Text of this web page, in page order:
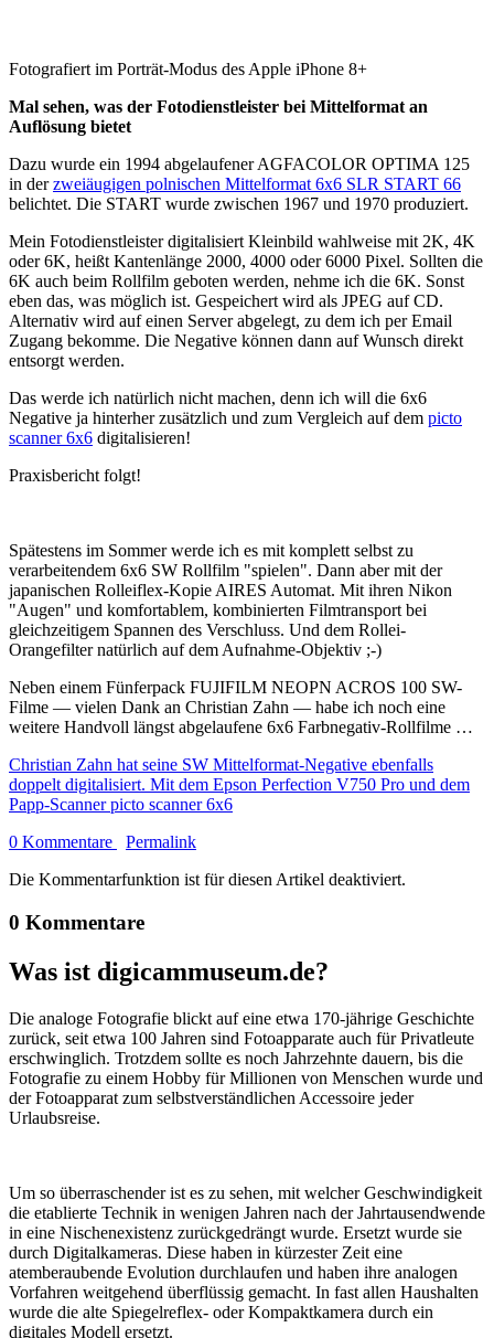
Fotografiert im Porträt-Modus des Apple iPhone 8+
Mal sehen, was der Fotodienstleister bei Mittelformat an
Auflösung bietet
Dazu wurde ein 1994 abgelaufener AGFACOLOR OPTIMA 125
in derzweiäugigen polnischen Mittelformat 6x6 SLR START 66
belichtet. Die START wurde zwischen 1967 und 1970 produziert.
Mein Fotodienstleister digitalisiert Kleinbild wahlweise mit 2K, 4K
oder 6K, heißt Kantenlänge 2000, 4000 oder 6000 Pixel. Sollten die
6K auch beim Rollfilm geboten werden, nehme ich die 6K. Sonst
eben das, was möglich ist. Gespeichert wird als JPEG auf CD.
Alternativ wird auf einen Server abgelegt, zu dem ich per Email
Zugang bekomme. Die Negative können dann auf Wunsch direkt
entsorgt werden.
Das werde ich natürlich nicht machen, denn ich will die 6x6
Negative ja hinterher zusätzlich und zum Vergleich auf dem picto
scanner 6x6 digitalisieren!
Praxisbericht folgt!
Spätestens im Sommer werde ich es mit komplett selbst zu
verarbeitendem 6x6 SW Rollfilm "spielen". Dann aber mit der
japanischen Rolleiflex-Kopie AIRES Automat. Mit ihren Nikon
"Augen" und komfortablem, kombinierten Filmtransport bei
gleichzeitigem Spannen des Verschluss. Und dem Rollei-
Orangefilter natürlich auf dem Aufnahme-Objektiv ;-)
Neben einem Fünferpack FUJIFILM NEOPN ACROS 100 SW-
Filme — vielen Dank an Christian Zahn — habe ich noch eine
weitere Handvoll längst abgelaufene 6x6 Farbnegativ-Rollfilme …
Christian Zahn hat seine SW Mittelformat-Negative ebenfalls
doppelt digitalisiert. Mit dem Epson Perfection V750 Pro und dem
Papp-Scanner picto scanner 6x6
0 Kommentare
Permalink
Die Kommentarfunktion ist für diesen Artikel deaktiviert.
0 Kommentare
Was ist digicammuseum.de?
Die analoge Fotografie blickt auf eine etwa 170-jährige Geschichte
zurück, seit etwa 100 Jahren sind Fotoapparate auch für Privatleute
erschwinglich. Trotzdem sollte es noch Jahrzehnte dauern, bis die
Fotografie zu einem Hobby für Millionen von Menschen wurde und
der Fotoapparat zum selbstverständlichen Accessoire jeder
Urlaubsreise.
Um so überraschender ist es zu sehen, mit welcher Geschwindigkeit
die etablierte Technik in wenigen Jahren nach der Jahrtausendwende
in eine Nischenexistenz zurückgedrängt wurde. Ersetzt wurde sie
durch Digitalkameras. Diese haben in kürzester Zeit eine
atemberaubende Evolution durchlaufen und haben ihre analogen
Vorfahren weitgehend überflüssig gemacht. In fast allen Haushalten
wurde die alte Spiegelreflex- oder Kompaktkamera durch ein
digitales Modell ersetzt.